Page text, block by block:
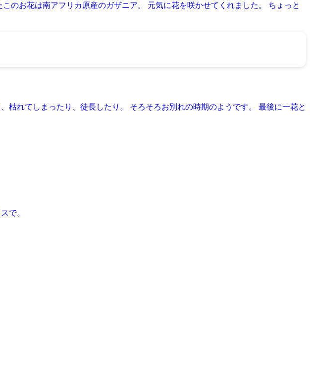
のお花は南アフリカ原産のガザニア。 元気に花を咲かせてくれました。 ちょっと
れてしまったり、徒長したり。 そろそろお別れの時期のようです。 最後に一花と
で。